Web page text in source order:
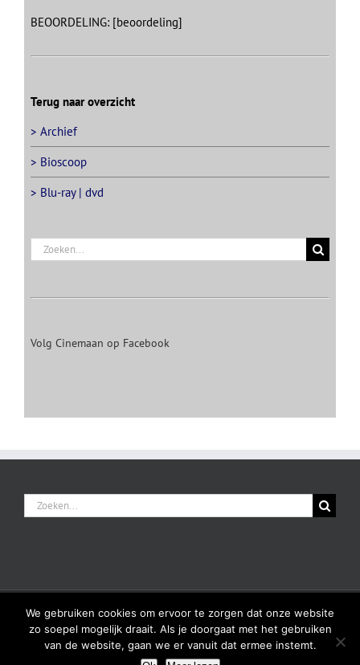
BEOORDELING: [beoordeling]
Terug naar overzicht
> Archief
> Bioscoop
> Blu-ray | dvd
Zoeken
naar:
Volg Cinemaan op Facebook
Zoeken
naar:
© 2018-2026 Cinemaan | All Rights Reserved |Privacy| Powered by
de Pérse Productions
We gebruiken cookies om ervoor te zorgen dat onze website
zo soepel mogelijk draait. Als je doorgaat met het gebruiken
van de website, gaan we er vanuit dat ermee instemt.